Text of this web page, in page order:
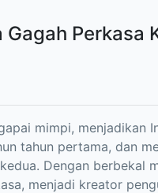
Gagah Perkasa
mimpi, menjadikan
tahun pertama, dan
Dengan berbekal
menjadi kreator